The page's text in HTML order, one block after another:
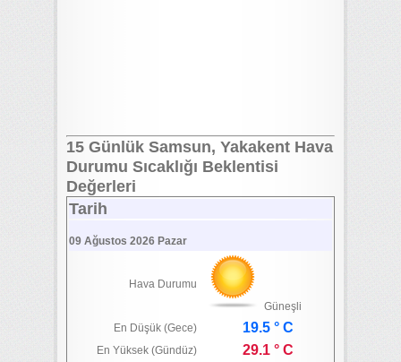
15 Günlük Samsun, Yakakent Hava
Durumu Sıcaklığı Beklentisi
Değerleri
Tarih
09 Ağustos 2026 Pazar
Hava Durumu
Güneşli
En Düşük (Gece)
19.5 ° C
En Yüksek (Gündüz) 29.1 ° C